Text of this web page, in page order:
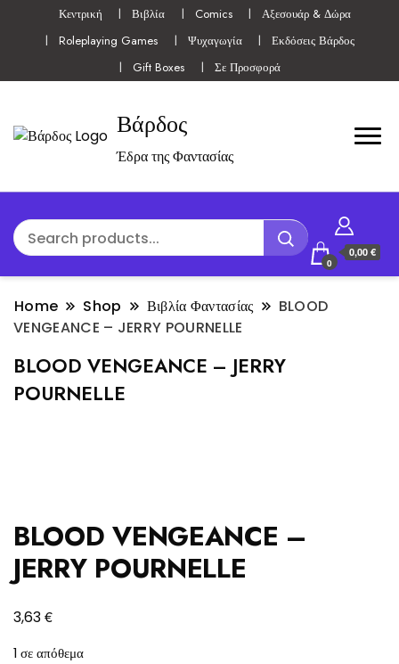
Κεντρική Βιβλία Comics
Αξεσουάρ & Δώρα
Roleplaying Games
Ψυχαγωγία
Εκδόσεις Βάρδος
Gift Boxes
Σε Προσφορά
Βάρδος
Έδρα της Φαντασίας
0
0,00 €
Home Shop Βιβλία Φαντασίας
BLOOD
VENGEANCE – JERRY POURNELLE
BLOOD VENGEANCE – JERRY
POURNELLE
BLOOD VENGEANCE –
JERRY POURNELLE
3,63€
1 σε απόθεμα